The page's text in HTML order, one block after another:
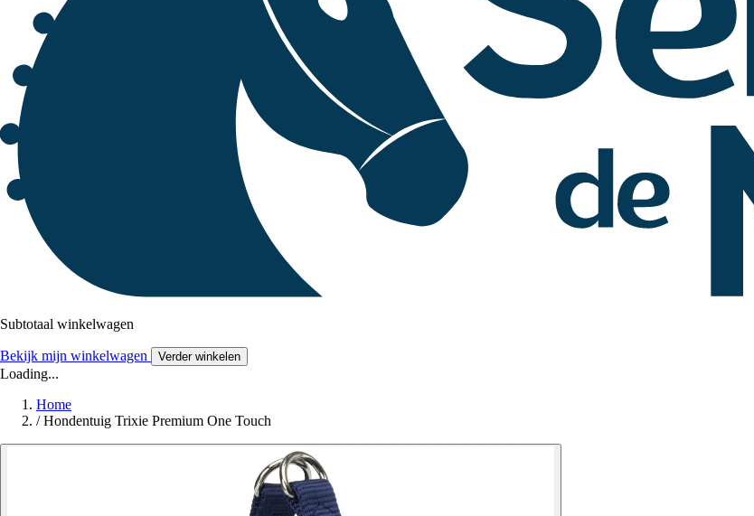
Subtotaal winkelwagen
Bekijk mijn winkelwagen Verder winkelen
Loading...
Home
/ Hondentuig Trixie Premium One Touch